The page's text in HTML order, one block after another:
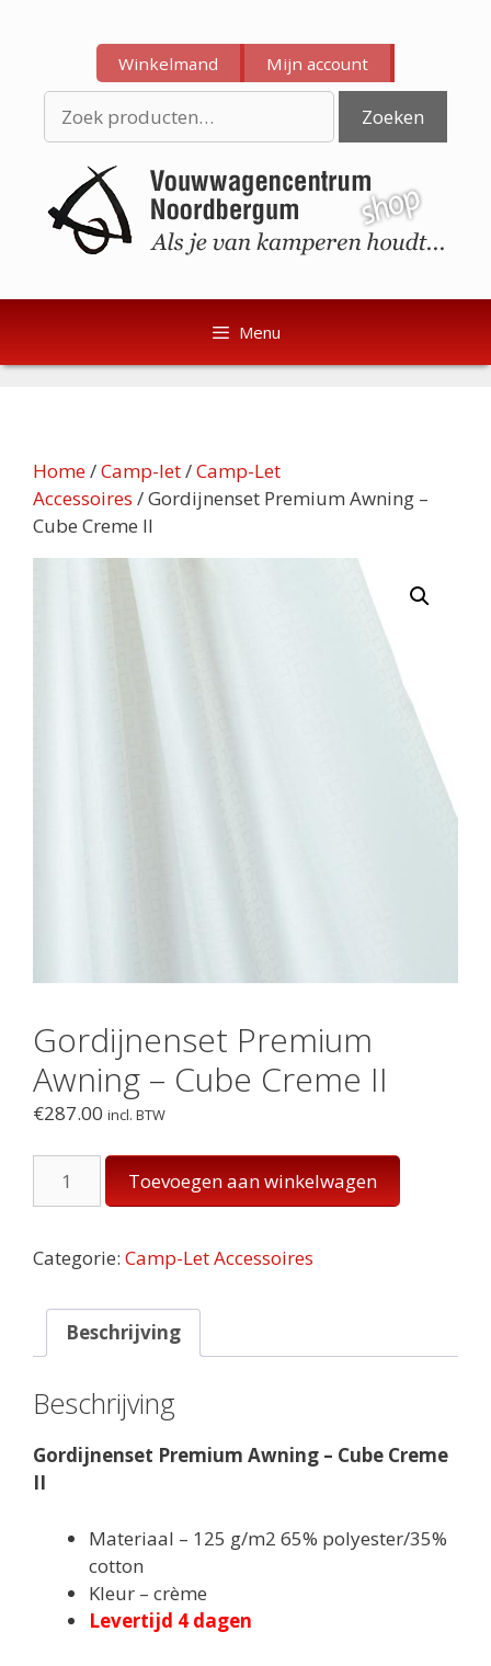
inhoud
inhoud
Winkelmand Mijn account
naar:
Zoeken
Menu
Home/Camp-let/Camp-Let
Accessoires / Gordijnenset Premium Awning –
Cube Creme II
Gordijnenset Premium
Awning – Cube Creme II
€287.00 incl. BTW
Gordijnenset
Premium
-
Cube
Creme
aantal
Toevoegen aan winkelwagen
Categorie: Camp-Let Accessoires
Beschrijving
Beschrijving
Gordijnenset Premium Awning – Cube Creme
II
Materiaal – 125 g/m2 65% polyester/35%
cotton
Kleur – crème
Levertijd 4 dagen